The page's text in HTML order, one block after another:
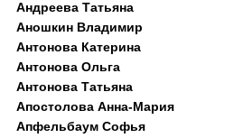
Андреева Татьяна
Аношкин Владимир
Антонова Катерина
Антонова Ольга
Антонова Татьяна
Апостолова Анна-Мария
Апфельбаум Софья